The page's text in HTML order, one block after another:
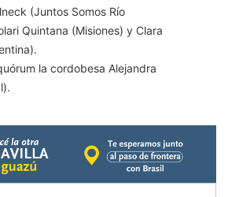
(Juntos Somos Río
Quintana (Misiones) y Clara
la cordobesa Alejandra